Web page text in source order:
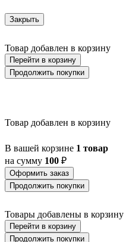
BAILRIGG
BALEZZE
BALIGUIAN
BALLINA
BALMAHA
BALNARIO
BARBOTTO
BARI-M
BARNSTAPLE
BASALGO 1
BASILANO
BASILDON
BATALLAS
BAZELY
BELCREDA
Закрыть
Товар добавлен в корзину
Перейти в корзину
Продолжить покупки
Товар добавлен в корзину
В вашей корзине 1 товар
на сумму 100 ₽
Оформить заказ
Продолжить покупки
Товары добавлены в корзину
Перейти в корзину
Продолжить покупки